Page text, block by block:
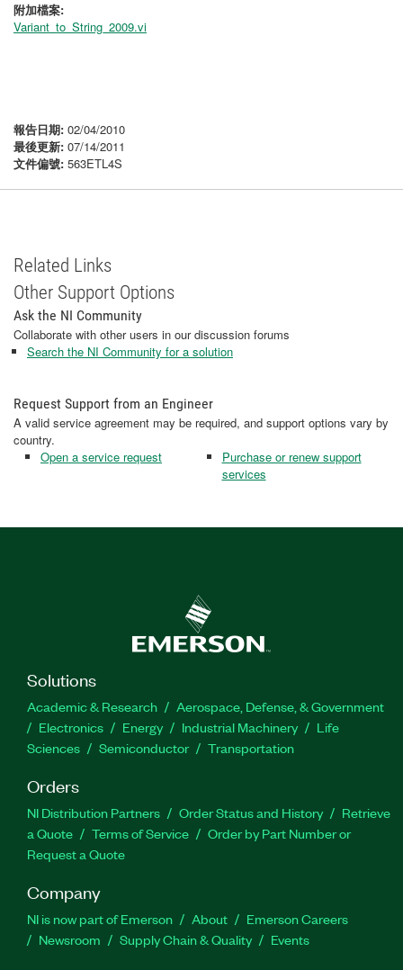
附加檔案:
Variant_to_String_2009.vi
報告日期: 02/04/2010
最後更新: 07/14/2011
文件偏號: 563ETL4S
Related Links
Other Support Options
Ask the NI Community
Collaborate with other users in our discussion forums
Search the NI Community for a solution
Request Support from an Engineer
A valid service agreement may be required, and support options vary by
country.
Open a service request
Purchase or renew support
services
Solutions
Academic & Research
Aerospace, Defense, & Government
Electronics
Energy Industrial Machinery
Life
Sciences
Semiconductor Transportation
Orders
NI Distribution Partners Order Status and History
Retrieve
a Quote
Terms of Service
Order by Part Number or
Request a Quote
Company
NI is now part of Emerson About
Emerson Careers
Newsroom
Supply Chain & Quality Events